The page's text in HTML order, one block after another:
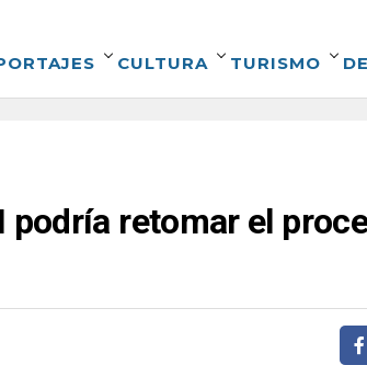
CULTURA TURISMO
podría retomar el